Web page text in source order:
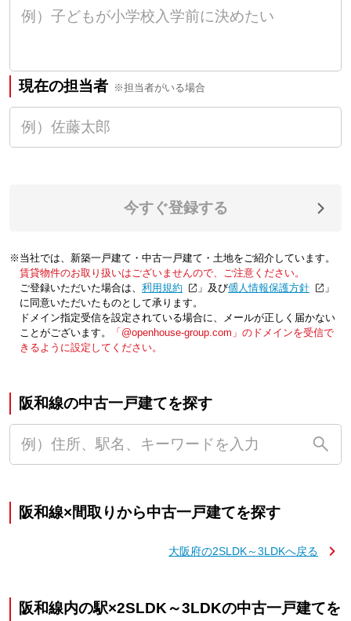
現在の担当者 ※担当者がいる場合
今すぐ登録する
※当社では、新築一戸建て・中古一戸建て・土地をご紹介しています。
賃貸物件のお取り扱いはございませんので、ご注意ください。
ご登録いただいた場合は、「利用規約 」及び「個人情報保護方針
」
に同意いただいたものとして承ります。
ドメイン指定受信を設定されている場合に、メールが正しく届かない
ことがございます。
「@openhouse-group.com」のドメインを受信で
きるように設定してください。
阪和線の中古一戸建てを探す
阪和線×間取りから中古一戸建てを探す
大阪府の2SLDK～3LDKへ戻る
阪和線内の駅×2SLDK～3LDKの中古一戸建てを